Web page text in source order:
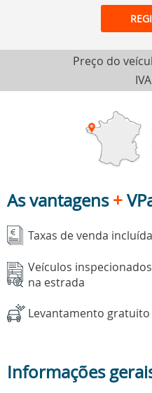
Preço do
As vantagens+
Taxas de venda
Veículos
na estrada
Levantamento gratuito
Informações